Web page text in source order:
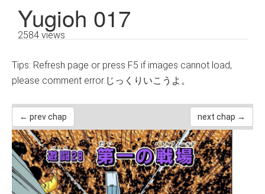
Yugioh 017
2584 views
Tips: Refresh page or press F5 if images cannot load,
please comment error.じっくりいこうよ。
← prev chap next chap →